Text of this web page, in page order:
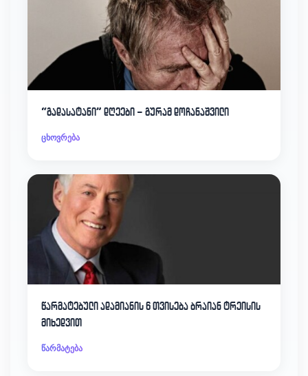
“გადასატანი” დღეები – გურამ დოჩანაშვილი
ცხოვრება
წარმატებული ადამიანის 6 თვისება ბრაიან ტრეისის
მიხედვით
წარმატება